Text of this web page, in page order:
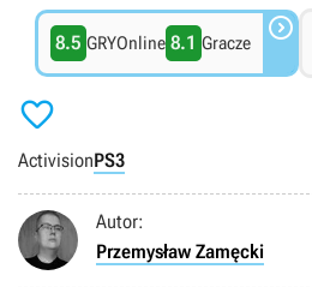
8.5 GRYOnline 8.1 Gracze 

ActivisionPS3
Autor:
Przemysław Zamęcki